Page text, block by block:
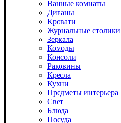
Ванные комнаты
Диваны
Кровати
Журнальные столики
Зеркала
Комоды
Консоли
Раковины
Кресла
Кухни
Предметы интерьера
Свет
Блюда
Посуда